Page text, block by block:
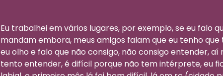
Eu trabalhei em vários lugares, por exemplo, se eu falo
mandam embora, meus amigos falam que eu tenho
eu olho e falo que não consigo, não consigo entender,
tento entender, é difícil porque não tem intérprete, eu